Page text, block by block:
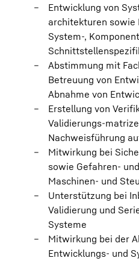
Entwicklung von
architekturen sowie
System-,
Abstimmung mit
Betreuung von
Abnahme von
Erstellung von
Validierungs-
Nachweisführung
Mitwirkung bei
sowie Gefahren-
Maschinen- und
Unterstützung bei
Validierung und
Systeme
Mitwirkung bei der
Entwicklungs- und